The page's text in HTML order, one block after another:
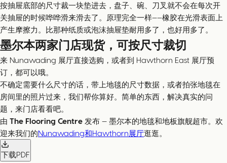
按抽屉底部的尺寸裁一块垫进去，盘子、碗、刀叉就不会在每次开
关抽屉的时候哗哗滑来滑去了。原理完全一样——橡胶在光滑表面上
产生摩擦力。比那种纸质或泡沫抽屉垫耐用多了，也好用多了。
墨尔本两家门店现货，可按尺寸裁切
来 Nunawading 展厅直接选购，或者到 Hawthorn East 展厅预
订，都可以哦。
不确定需要什么尺寸的话，带上地毯的尺寸数据，或者拍张地毯在
房间里的照片过来，我们帮你算好。简单的东西，解决真实的问
题，来门店看看吧。
由 The Flooring Centre 发布 — 墨尔本的地毯和地板旗舰超市。欢
迎来我们的Nunawading和Hawthorn展厅逛逛。
下载PDF